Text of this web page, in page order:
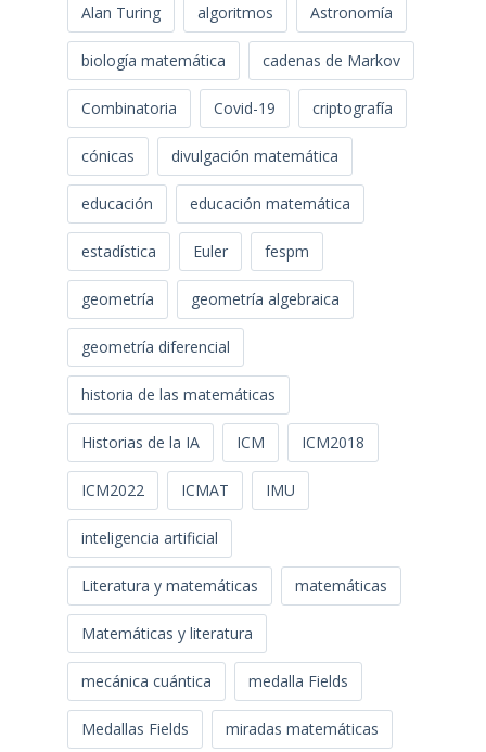
Alan Turing algoritmos Astronomía
biología matemática cadenas de Markov
Combinatoria Covid-19 criptografía
cónicas divulgación matemática
educación educación matemática
estadística Euler fespm
geometría geometría algebraica
geometría diferencial
historia de las matemáticas
Historias de la IA ICM ICM2018
ICM2022 ICMAT IMU
inteligencia artificial
Literatura y matemáticas matemáticas
Matemáticas y literatura
mecánica cuántica medalla Fields
Medallas Fields miradas matemáticas